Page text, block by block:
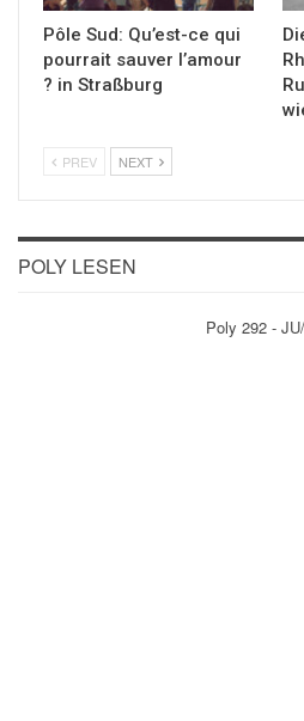
Pôle Sud: Qu’est-ce qui
pourrait sauver l’amour
? in Straßburg
PREV NEXT
POLY LESEN
Poly 292 -